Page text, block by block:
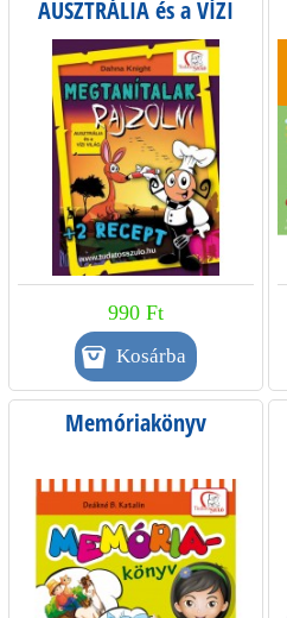
AUSZTRÁLIA és a VÍZI
VILÁG
990 Ft
Memóriakönyv